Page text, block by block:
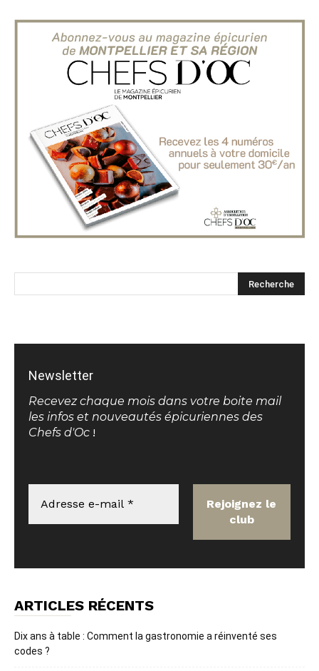
Newsletter
Recevez chaque mois dans votre boite mail
les infos et nouveautés épicuriennes des
Chefs d'Oc !
ARTICLES RÉCENTS
Dix ans à table : Comment la gastronomie a réinventé ses
codes ?